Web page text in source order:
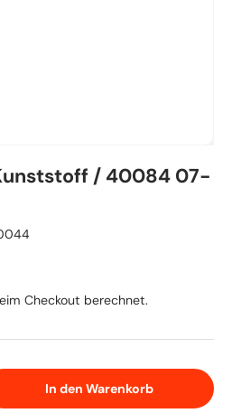
/ 40084 07-
Checkout berechnet.
In den Warenkorb